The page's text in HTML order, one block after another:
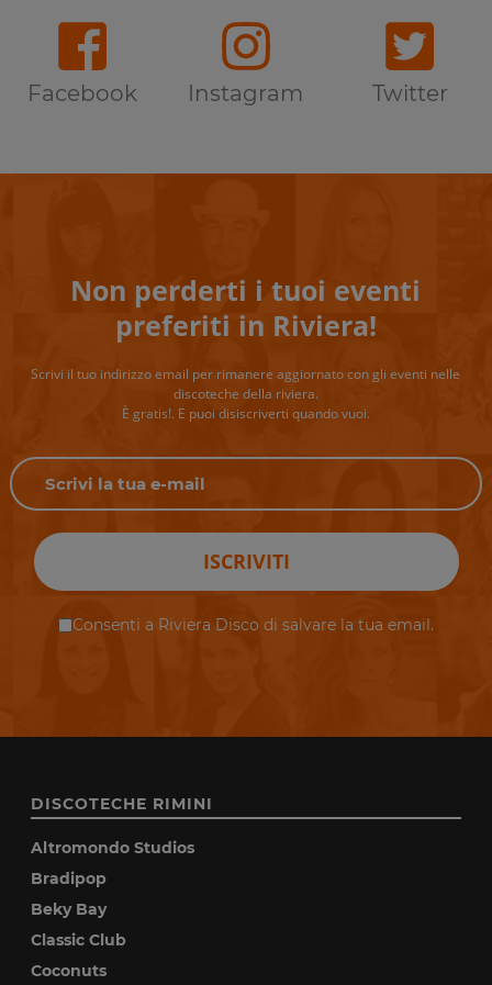
Facebook Instagram Twitter
Non perderti i tuoi eventi
preferiti in Riviera!
Scrivi il tuo indirizzo email per rimanere aggiornato con gli eventi nelle
discoteche della riviera.
È gratis!. E puoi disiscriverti quando vuoi.
ISCRIVITI
Consenti a Riviera Disco di salvare la tua email.
DISCOTECHE RIMINI
Altromondo Studios
Bradipop
Beky Bay
Classic Club
Coconuts